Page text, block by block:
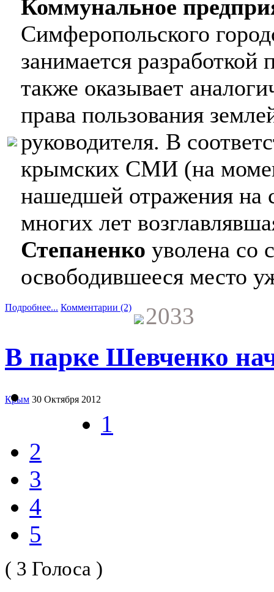
Коммунальное
Симферопольского
занимается
также оказывает
права пользования
руководителя. В
крымских СМИ (на
нашедшей отражения на
многих лет
Степаненко уволена со
освободившееся место
Подробнее... Комментарии (2) 2033
В парке Шевченко
Крым 30 Октября 2012
1
2
3
4
5
( 3 Голоса )